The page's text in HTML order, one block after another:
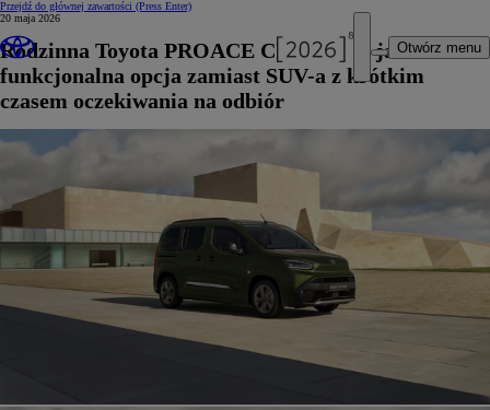
Przejdź do głównej zawartości (Press Enter)
Otwórz menu
20 maja 2026
Rodzinna Toyota PROACE CITY Verso jako
funkcjonalna opcja zamiast SUV-a z krótkim
czasem oczekiwania na odbiór